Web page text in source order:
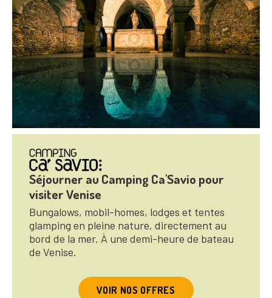
Séjourner au Camping Ca'Savio pour
visiter Venise
Bungalows, mobil-homes, lodges et tentes
glamping en pleine nature, directement au
bord de la mer. À une demi-heure de bateau
de Venise.
VOIR NOS OFFRES